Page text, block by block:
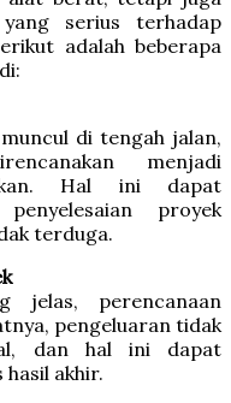
serius terhadap
adalah beberapa
di tengah jalan,
menjadi
Hal ini dapat
proyek
terduga.
jelas, perencanaan
pengeluaran tidak
dan hal ini dapat
akhir.